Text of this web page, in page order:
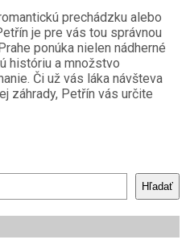
prechádzku alebo
je pre vás tou správnou
ponúka nielen nádherné
históriu a množstvo
Či už vás láka návšteva
záhrady, Petřín vás určite
Hľadať